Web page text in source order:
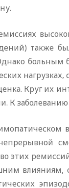
также
больным
Круг их
К
этих
влияниям,